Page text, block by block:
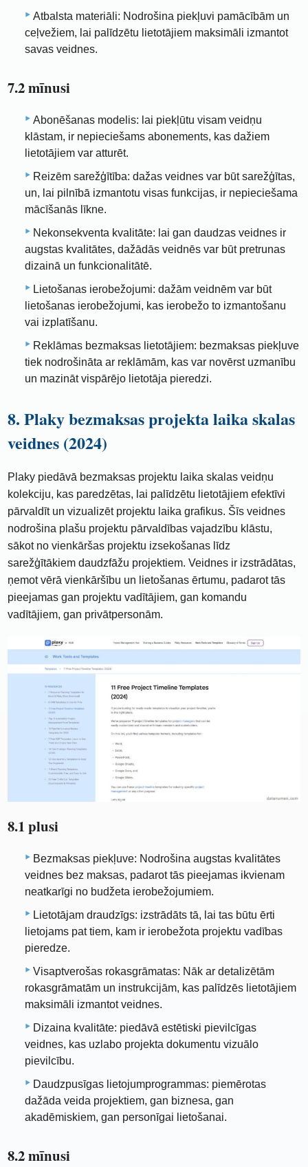
Atbalsta materiāli: Nodrošina piekļuvi pamācībām un
ceļvežiem, lai palīdzētu lietotājiem maksimāli izmantot
savas veidnes.
7.2 mīnusi
Abonēšanas modelis: lai piekļūtu visam veidņu
klāstam, ir nepieciešams abonements, kas dažiem
lietotājiem var atturēt.
Reizēm sarežģītība: dažas veidnes var būt sarežģītas,
un, lai pilnībā izmantotu visas funkcijas, ir nepieciešama
mācīšanās līkne.
Nekonsekventa kvalitāte: lai gan daudzas veidnes ir
augstas kvalitātes, dažādās veidnēs var būt pretrunas
dizainā un funkcionalitātē.
Lietošanas ierobežojumi: dažām veidnēm var būt
lietošanas ierobežojumi, kas ierobežo to izmantošanu
vai izplatīšanu.
Reklāmas bezmaksas lietotājiem: bezmaksas piekļuve
tiek nodrošināta ar reklāmām, kas var novērst uzmanību
un mazināt vispārējo lietotāja pieredzi.
8. Plaky bezmaksas projekta laika skalas
veidnes (2024)
Plaky piedāvā bezmaksas projektu laika skalas veidņu
kolekciju, kas paredzētas, lai palīdzētu lietotājiem efektīvi
pārvaldīt un vizualizēt projektu laika grafikus. Šīs veidnes
nodrošina plašu projektu pārvaldības vajadzību klāstu,
sākot no vienkāršas projektu izsekošanas līdz
sarežģītākiem daudzfāžu projektiem. Veidnes ir izstrādātas,
ņemot vērā vienkāršību un lietošanas ērtumu, padarot tās
pieejamas gan projektu vadītājiem, gan komandu
vadītājiem, gan privātpersonām.
8.1 plusi
Bezmaksas piekļuve: Nodrošina augstas kvalitātes
veidnes bez maksas, padarot tās pieejamas ikvienam
neatkarīgi no budžeta ierobežojumiem.
Lietotājam draudzīgs: izstrādāts tā, lai tas būtu ērti
lietojams pat tiem, kam ir ierobežota projektu vadības
pieredze.
Visaptverošas rokasgrāmatas: Nāk ar detalizētām
rokasgrāmatām un instrukcijām, kas palīdzēs lietotājiem
maksimāli izmantot veidnes.
Dizaina kvalitāte: piedāvā estētiski pievilcīgas
veidnes, kas uzlabo projekta dokumentu vizuālo
pievilcību.
Daudzpusīgas lietojumprogrammas: piemērotas
dažāda veida projektiem, gan biznesa, gan
akadēmiskiem, gan personīgai lietošanai.
8.2 mīnusi